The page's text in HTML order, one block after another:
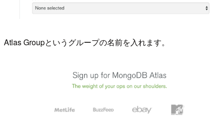
Atlas Groupというグループの名前を入れます。